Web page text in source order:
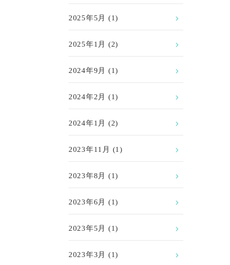
2025年5月 (1)
2025年1月 (2)
2024年9月 (1)
2024年2月 (1)
2024年1月 (2)
2023年11月 (1)
2023年8月 (1)
2023年6月 (1)
2023年5月 (1)
2023年3月 (1)